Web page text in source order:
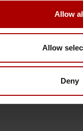
Allow
Allow
Deny